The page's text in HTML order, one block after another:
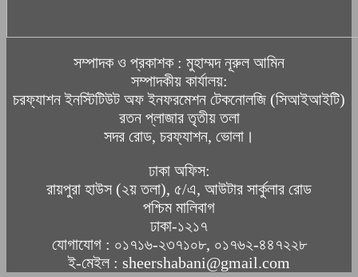
সম্পাদক ও প্রকাশক : মুহাম্মদ নূরুল আমিন
সম্পাদকীয় কার্যালয়:
চরফ্যাশন ইনস্টিটিউট অফ ইনফরমেশন টেকনোলজি (সিআইআইটি)
রতন প্লাজার তৃতীয় তলা
সদর রোড, চরফ্যাশন, ভোলা।
ঢাকা অফিস:
রায়পুরা হাউস (২য় তলা), ৫/এ, আউটার সার্কুলার রোড
পশ্চিম মালিবাগ
ঢাকা-১২১৭
যোগাযোগ : ০১৭১৬-২৩৭১০৮, ০১৭৬২-৪৪৭২২৮
ই-মেইল : sheershabani@gmail.com